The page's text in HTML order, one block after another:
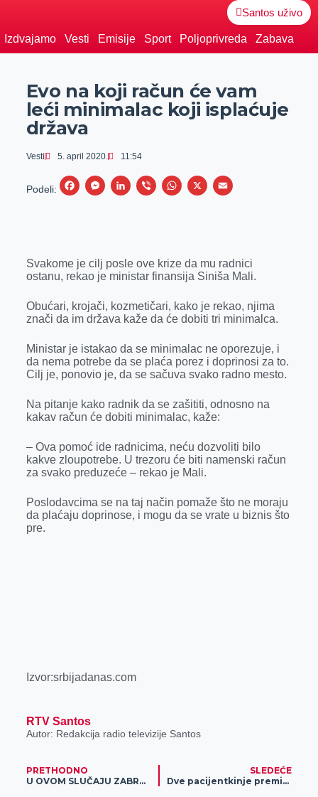
Santos uživo
Izdvajamo Vesti Emisije Sport Poljoprivreda Zabava
Evo na koji račun će vam
leći minimalac koji isplaćuje
država
Vesti 5. april 2020. 11:54
Podeli:
F
b
o
k
M
e
e
r
L
e
I
n
V
r
W
s
A
p
p
X
E
l
Svakome je cilj posle ove krize da mu radnici
ostanu, rekao je ministar finansija Siniša Mali.
Obućari, krojači, kozmetičari, kako je rekao, njima
znači da im država kaže da će dobiti tri minimalca.
Ministar je istakao da se minimalac ne oporezuje, i
da nema potrebe da se plaća porez i doprinosi za to.
Cilj je, ponovio je, da se sačuva svako radno mesto.
Na pitanje kako radnik da se zašititi, odnosno na
kakav račun će dobiti minimalac, kaže:
– Ova pomoć ide radnicima, neću dozvoliti bilo
kakve zloupotrebe. U trezoru će biti namenski račun
za svako preduzeće – rekao je Mali.
Poslodavcima se na taj način pomaže što ne moraju
da plaćaju doprinose, i mogu da se vrate u biznis što
pre.
Izvor:srbijadanas.com
RTV Santos
Autor: Redakcija radio televizije Santos
PRETHODNO
U OVOM SLUČAJU ZABRANA KRETANJA NE VAŽI
SLEDEĆE
Dve pacijentkinje preminule tokom noći u KC Vojvodine